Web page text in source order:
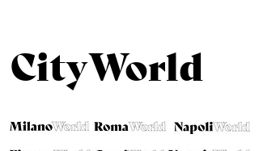
CityWorld